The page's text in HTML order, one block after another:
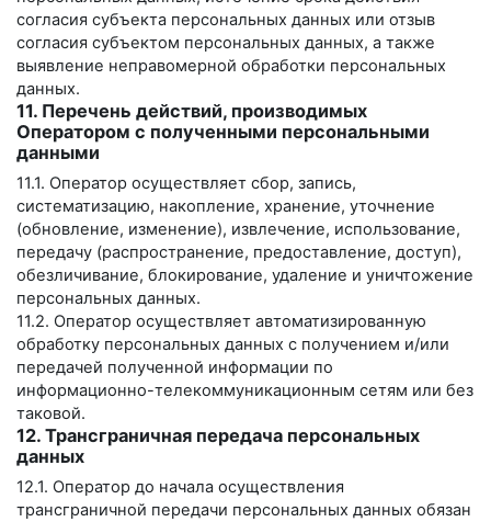
согласия субъекта персональных данных или отзыв
согласия субъектом персональных данных, а также
выявление неправомерной обработки персональных
данных.
11. Перечень действий, производимых
Оператором с полученными персональными
данными
11.1. Оператор осуществляет сбор, запись,
систематизацию, накопление, хранение, уточнение
(обновление, изменение), извлечение, использование,
передачу (распространение, предоставление, доступ),
обезличивание, блокирование, удаление и уничтожение
персональных данных.
11.2. Оператор осуществляет автоматизированную
обработку персональных данных с получением и/или
передачей полученной информации по
информационно-телекоммуникационным сетям или без
таковой.
12. Трансграничная передача персональных
данных
12.1. Оператор до начала осуществления
трансграничной передачи персональных данных обязан